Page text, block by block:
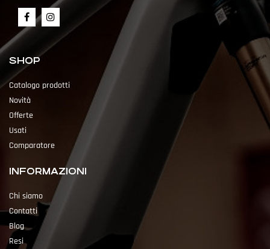
SHOP
Catalogo prodotti
Novità
Offerte
Usati
Comparatore
INFORMAZIONI
Chi siamo
Contatti
Blog
Resi